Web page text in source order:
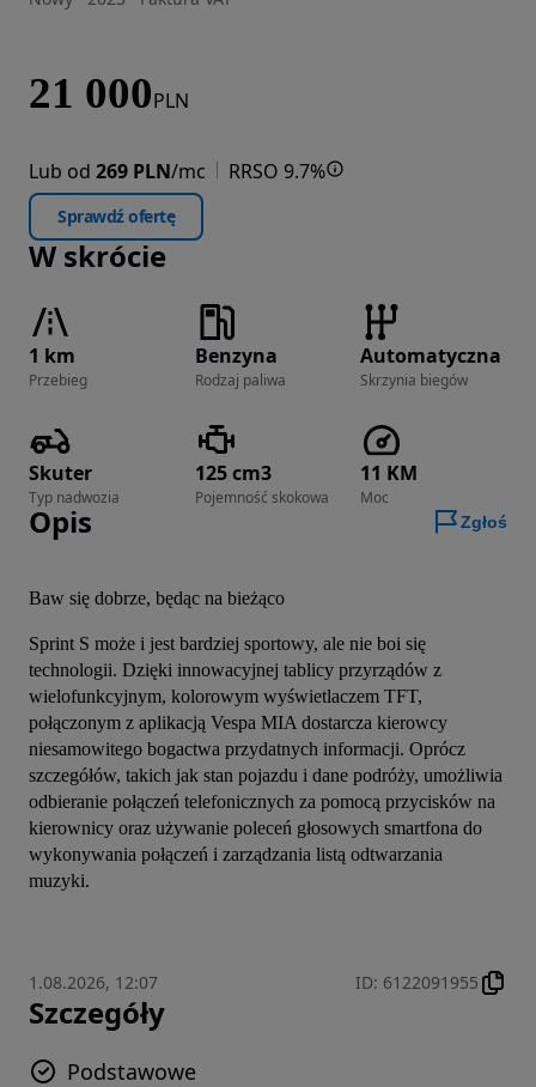
21 000PLN
Lub od 269 PLN/mc RRSO 9.7%
Sprawdź ofertę
W skrócie
1 km
Przebieg
Benzyna
Rodzaj paliwa
Automatyczna
Skrzynia biegów
Skuter
Typ nadwozia
125 cm3
Pojemność skokowa
11 KM
Moc
Opis Zgłoś
Baw się dobrze, będąc na bieżąco
Sprint S może i jest bardziej sportowy, ale nie boi się
technologii. Dzięki innowacyjnej tablicy przyrządów z
wielofunkcyjnym, kolorowym wyświetlaczem TFT,
połączonym z aplikacją Vespa MIA dostarcza kierowcy
niesamowitego bogactwa przydatnych informacji. Oprócz
szczegółów, takich jak stan pojazdu i dane podróży, umożliwia
odbieranie połączeń telefonicznych za pomocą przycisków na
kierownicy oraz używanie poleceń głosowych smartfona do
wykonywania połączeń i zarządzania listą odtwarzania
muzyki.
1.08.2026, 12:07 ID: 6122091955
Szczegóły
Podstawowe